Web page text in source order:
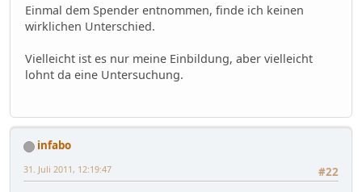
Einmal dem Spender entnommen, finde ich keinen
wirklichen Unterschied.
Vielleicht ist es nur meine Einbildung, aber vielleicht
lohnt da eine Untersuchung.
infabo
#22
31. Juli 2011, 12:19:47